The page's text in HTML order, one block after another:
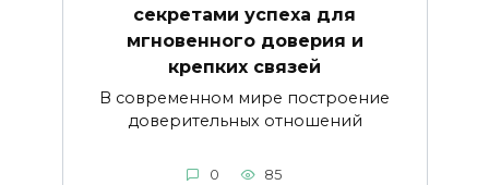
секретами успеха для
мгновенного доверия и
крепких связей
В современном мире построение
доверительных отношений
0 85